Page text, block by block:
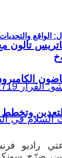
الواقع
تالون